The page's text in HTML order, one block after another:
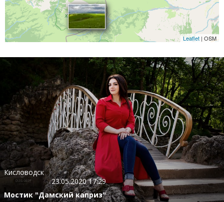
Leaflet | OSM
Кисловодск
23.05.2020 17:29
Мостик "Дамский каприз"